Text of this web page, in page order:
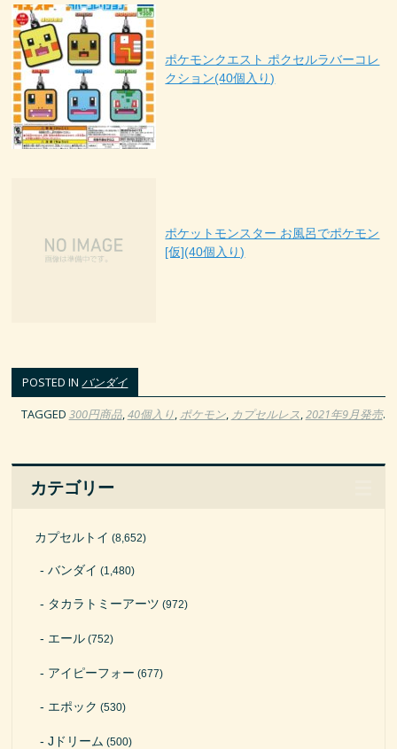
ポケモンクエスト ポクセルラバーコレ
クション(40個入り)
ポケットモンスター お風呂でポケモン
[仮](40個入り)
POSTED INバンダイ
TAGGED 300円商品,40個入り, ポケモン, カプセルレス,2021年9月発売.
カテゴリー
カプセルトイ (8,652)
バンダイ (1,480)
タカラトミーアーツ (972)
エール (752)
アイピーフォー (677)
エポック (530)
Jドリーム (500)